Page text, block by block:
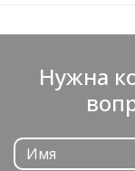
Нужна